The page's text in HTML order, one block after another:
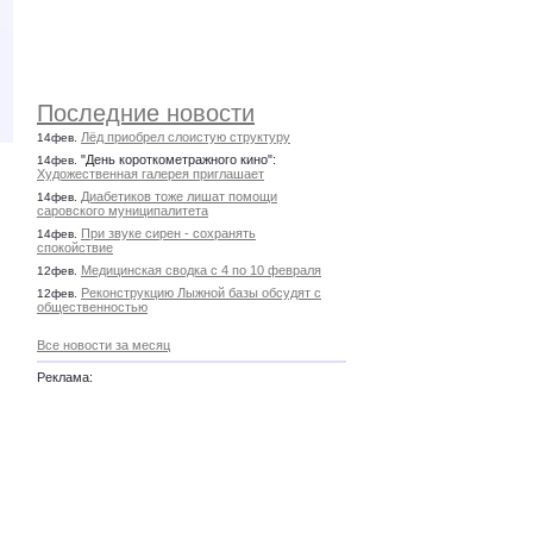
Последние новости
14фев. Лёд приобрел слоистую структуру
14фев. "День короткометражного кино":
Художественная галерея приглашает
14фев.
Диабетиков тоже лишат помощи
саровского муниципалитета
14фев.
При звуке сирен - сохранять
спокойствие
12фев. Медицинская сводка с 4 по 10 февраля
12фев.
Реконструкцию Лыжной базы обсудят с
общественностью
Все новости за месяц
Реклама: